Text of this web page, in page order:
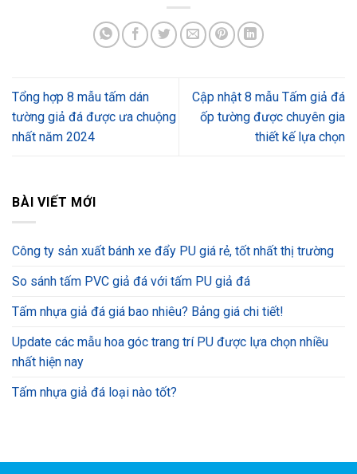
Tổng hợp 8 mẫu tấm dán
tường giả đá được ưa chuộng
nhất năm 2024
Cập nhật 8 mẫu Tấm giả đá
ốp tường được chuyên gia
thiết kế lựa chọn
BÀI VIẾT MỚI
Công ty sản xuất bánh xe đẩy PU giá rẻ, tốt nhất thị trường
So sánh tấm PVC giả đá với tấm PU giả đá
Tấm nhựa giả đá giá bao nhiêu? Bảng giá chi tiết!
Update các mẫu hoa góc trang trí PU được lựa chọn nhiều
nhất hiện nay
Tấm nhựa giả đá loại nào tốt?